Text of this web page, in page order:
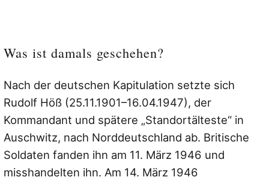
Was ist damals geschehen?
Nach der deutschen Kapitulation setzte sich
Rudolf Höß (25.11.1901–16.04.1947), der
Kommandant und spätere „Standortälteste“ in
Auschwitz, nach Norddeutschland ab. Britische
Soldaten fanden ihn am 11. März 1946 und
misshandelten ihn. Am 14. März 1946